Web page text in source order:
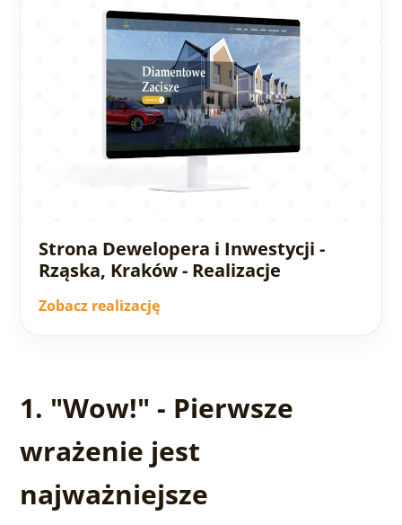
Strona Dewelopera i Inwestycji -
Rząska, Kraków - Realizacje
Zobacz realizację
1. "Wow!" - Pierwsze
wrażenie jest
najważniejsze